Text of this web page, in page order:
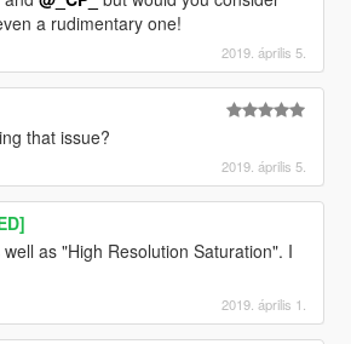
a rudimentary one!
2019. április 5.
that issue?
2019. április 5.
as "High Resolution Saturation". I
2019. április 1.